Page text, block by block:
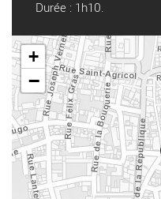
Durée : 1h10.
+
−